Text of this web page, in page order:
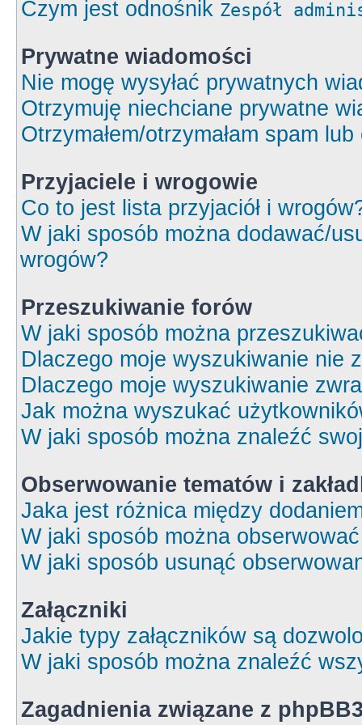
Czym jest odnośnik Zespół
Prywatne wiadomości
Nie mogę wysyłać prywatnych
Otrzymuję niechciane prywatne
Otrzymałem/otrzymałam spam
Przyjaciele i wrogowie
Co to jest lista przyjaciół i
W jaki sposób można dodawać/
wrogów?
Przeszukiwanie forów
W jaki sposób można
Dlaczego moje wyszukiwanie nie
Dlaczego moje wyszukiwanie
Jak można wyszukać
W jaki sposób można znaleźć
Obserwowanie tematów i
Jaka jest różnica między
W jaki sposób można
W jaki sposób usunąć
Załączniki
Jakie typy załączników są
W jaki sposób można znaleźć
Zagadnienia związane z